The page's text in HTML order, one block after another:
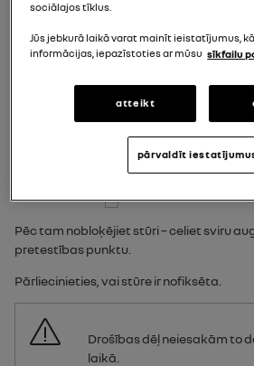
Pēc tam nobloķējiet stūri – celiet sviru
pretestības punktu.
Pārliecinieties, vai stūre ir nofiksēta.
Drošības dēļ neiesakām to
laikā.
sociālajos tīklus.
Jūs jebkurā laikā varat mainīt ieistatījumus,
informācijas, iepazīstoties ar mūsu sīkfailu
atteikt
pārvaldīt